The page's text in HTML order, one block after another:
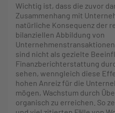
Wichtig ist, dass die zuvor
Zusammenhang mit
natürliche Konsequenz der
bilanziellen Abbildung von
sind nicht als gezielte
Finanzberichterstattung
sehen, wenngleich diese
hohen Anreiz für die
mögen, Wachstum durch
organisch zu erreichen. So